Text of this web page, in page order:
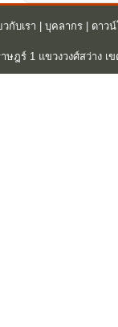
วกับเรา บุคลากร| ดาว
ฎร์ 1 แขวงวงศ์สว่าง